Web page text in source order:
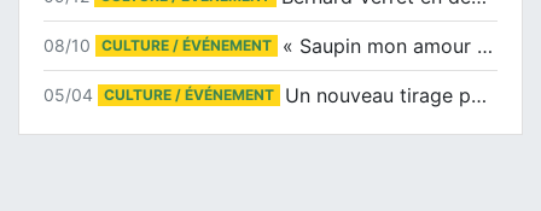
08/10 CULTURE / ÉVÉNEMENT « Saupin mon amour » au salon du livre de Trentemoult
05/04 CULTURE / ÉVÉNEMENT Un nouveau tirage pour le Docu-BD